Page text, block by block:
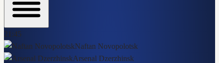
21:45
Naftan Novopolotsk
Arsenal Dzerzhinsk